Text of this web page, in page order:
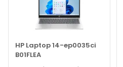
HP Laptop 14-ep0035ci
B01FLEA